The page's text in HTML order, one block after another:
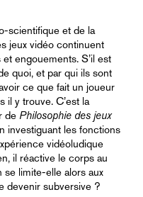
jeux vidéo continuent
engouements. S’il est
quoi, et par qui ils sont
ce que fait un joueur
il y trouve. C’est la
de Philosophie des jeux
investiguant les fonctions
vidéoludique
il réactive le corps au
limite-elle alors aux
devenir subversive ?